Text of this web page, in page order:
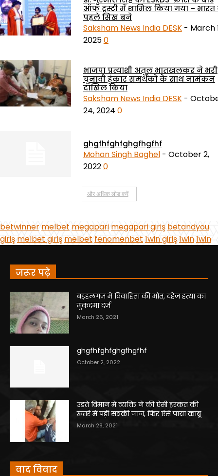
जरूर पढ़े
बड़हलगंज में विवाहिता की मौत, दहेज हत्या का
मुकदमा दर्ज
March 26, 2021
ghgfhfghfghgfhgfhf
October 2, 2022
उड़ते विमान में व्यक्ति ने की ऐसी हरकत की
खतरे में पड़ी सबकी जान, फिर ऐसे पाया काबू
March 28, 2021
वाद विवाद